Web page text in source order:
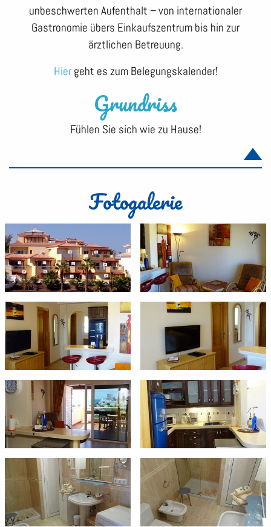
unbeschwerten Aufenthalt – von internationaler
Gastronomie übers Einkaufszentrum bis hin zur
ärztlichen Betreuung.
Hier geht es zum Belegungskalender!
Grundriss
Fühlen Sie sich wie zu Hause!
Fotogalerie